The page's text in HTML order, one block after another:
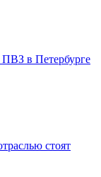
в Петербурге
стоят